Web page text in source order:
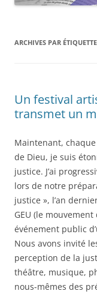
ARCHIVES PAR
Un festival
transmet un
Maintenant,
de Dieu, je suis
justice. J’ai
lors de notre
justice », l’an
GEU (le mouvement
événement public
Nous avons invité
perception de la
théâtre, musique,
nous-mêmes des